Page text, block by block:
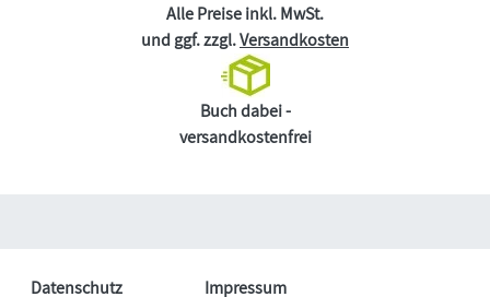
Alle Preise inkl. MwSt.
und ggf. zzgl.Versandkosten
Buch dabei -
versandkostenfrei
Datenschutz Impressum